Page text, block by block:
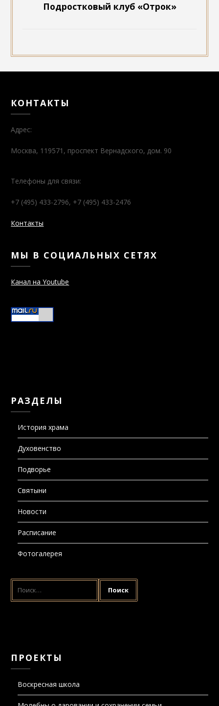
Подростковый клуб «Отрок»
КОНТАКТЫ
Адрес:
Москва, 119571, проспект Вернадского, дом. 90
Телефоны для связи:
+7 (495) 433-2796, +7 (495) 433-2476
Контакты
МЫ В СОЦИАЛЬНЫХ СЕТЯХ
Канал на Youtube
РАЗДЕЛЫ
История храма
Духовенство
Подворье
Святыни
Новости
Расписание
Фотогалерея
НАЙТИ:
ПРОЕКТЫ
Воскресная школа